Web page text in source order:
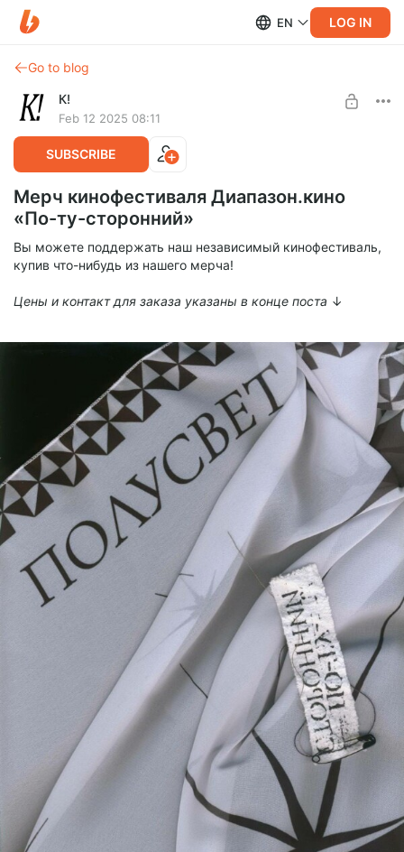
EN LOG IN
Go to blog
К!
Feb 12 2025 08:11
SUBSCRIBE
Мерч кинофестиваля Диапазон.кино
«По-ту-сторонний»
Вы можете поддержать наш независимый кинофестиваль,
купив что-нибудь из нашего мерча!
Цены и контакт для заказа указаны в конце поста ↓